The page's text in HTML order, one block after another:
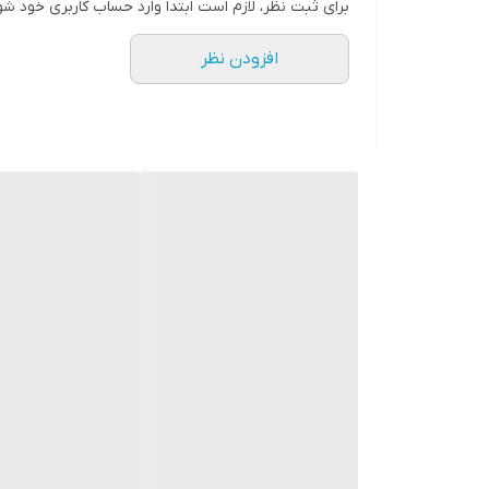
برای ثبت نظر، لازم است ابتدا وارد حساب کاربری خود
افزودن نظر